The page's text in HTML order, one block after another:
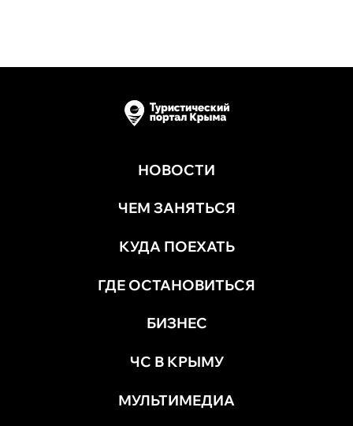
НОВОСТИ
ЧЕМ ЗАНЯТЬСЯ
КУДА ПОЕХАТЬ
ГДЕ ОСТАНОВИТЬСЯ
БИЗНЕС
ЧС В КРЫМУ
МУЛЬТИМЕДИА